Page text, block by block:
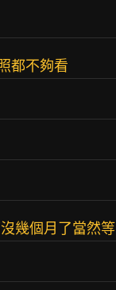
都不夠看
幾個月了當然等